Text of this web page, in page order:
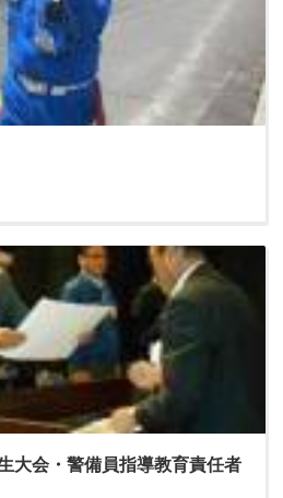
会・警備員指導教育責任者